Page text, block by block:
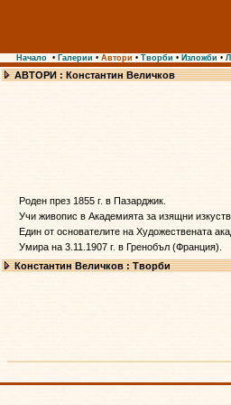
Начало • Галерии • Автори • Творби • Изложби •
АВТОРИ : Константин Величков
Роден през 1855 г. в Пазарджик.
Учи живопис в Академията за изящни
Един от основателите на Художествената
Умира на 3.11.1907 г. в Гренобъл (Франция).
Константин Величков : Творби